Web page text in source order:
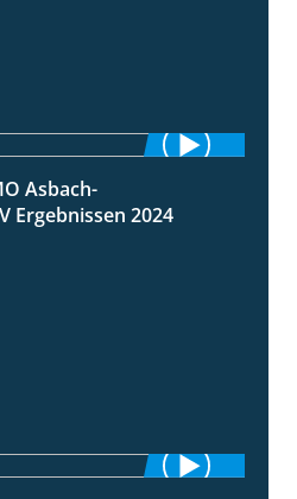
Asbach-
Ergebnissen 2024